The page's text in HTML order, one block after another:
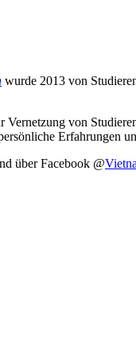
wurde 2013 von
Vernetzung von
Erfahrungen
über Facebook @